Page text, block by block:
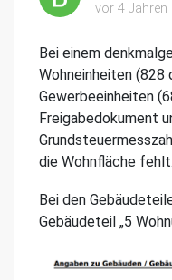
vor 4 Jahren
Bei einem
Wohneinheiten (828
Gewerbeeinheiten
Freigabedokument
die Wohnfläche fehlt.
Bei den
Gebäudeteil „5